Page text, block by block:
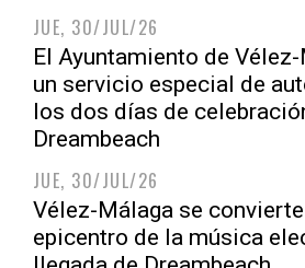
JUE, 30/JUL/26
El Ayuntamiento de
un servicio especial de
los dos días de
Dreambeach
JUE, 30/JUL/26
Vélez-Málaga se
epicentro de la música